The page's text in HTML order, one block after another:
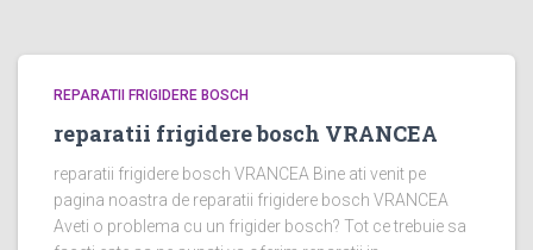
REPARATII FRIGIDERE BOSCH
reparatii frigidere bosch VRANCEA
reparatii frigidere bosch VRANCEA Bine ati venit pe
pagina noastra de reparatii frigidere bosch VRANCEA
Aveti o problema cu un frigider bosch? Tot ce trebuie sa